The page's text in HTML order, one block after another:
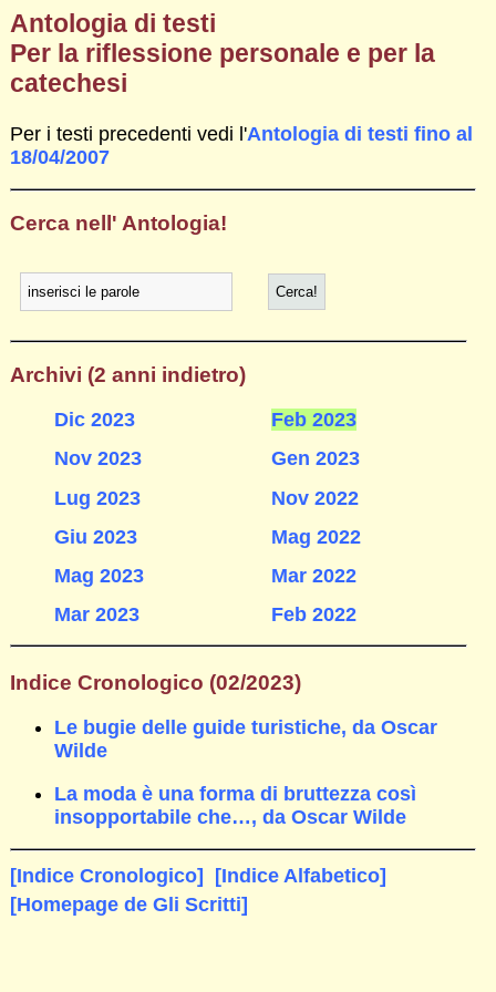
Antologia di testi
Per la riflessione personale e per la
catechesi
Per i testi precedenti vedi l'Antologia di testi fino al
18/04/2007
Cerca nell' Antologia!
Archivi (2 anni indietro)
Dic 2023
Nov 2023
Lug 2023
Giu 2023
Mag 2023
Mar 2023
Feb 2023
Gen 2023
Nov 2022
Mag 2022
Mar 2022
Feb 2022
Indice Cronologico (02/2023)
Le bugie delle guide turistiche, da Oscar
Wilde
La moda è una forma di bruttezza così
insopportabile che…, da Oscar Wilde
[Indice Cronologico]
[Indice Alfabetico]
[Homepage de Gli Scritti]